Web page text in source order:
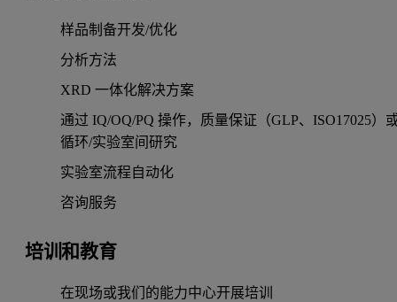
样品制备开发/优化
分析方法
XRD 一体化解决方案
通过 IQ/OQ/PQ 操作，质量保证（GLP、ISO17025）
循环/实验室间研究
实验室流程自动化
咨询服务
培训和教育
在现场或我们的能力中心开展培训